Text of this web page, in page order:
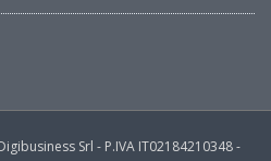
Srl - P.IVA IT02184210348 -